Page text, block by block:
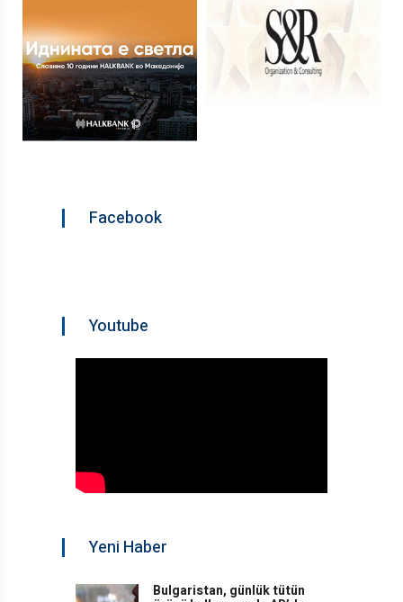
Facebook
Youtube
Yeni Haber
Bulgaristan, günlük tütün